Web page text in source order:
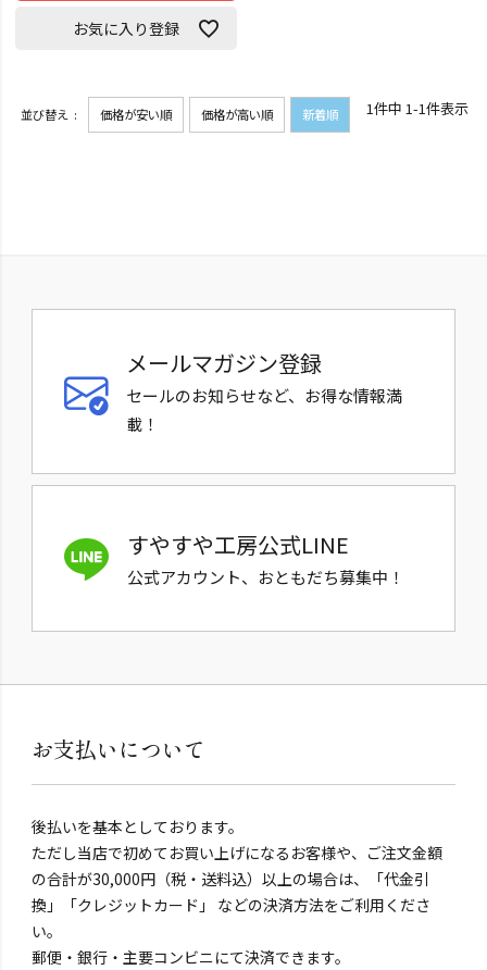
お気に入り登録
並び替え 価格が安い順 価格が高い順 新着順 1件中 1-1件表示
メールマガジン登録
セールのお知らせなど、お得な情報満
載！
すやすや工房公式LINE
公式アカウント、おともだち募集中！
お支払いについて
後払いを基本としております。
ただし当店で初めてお買い上げになるお客様や、ご注文金額
の合計が30,000円（税・送料込）以上の場合は、「代金引
換」「クレジットカード」 などの決済方法をご利用くださ
い。
郵便・銀行・主要コンビニにて決済できます。